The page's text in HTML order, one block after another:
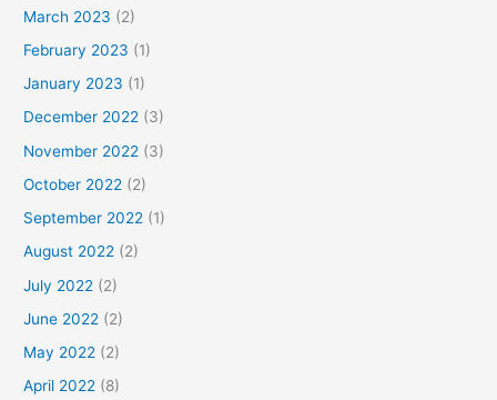
March 2023 (2)
February 2023 (1)
January 2023 (1)
December 2022 (3)
November 2022 (3)
October 2022 (2)
September 2022 (1)
August 2022 (2)
July 2022 (2)
June 2022 (2)
May 2022 (2)
April 2022 (8)